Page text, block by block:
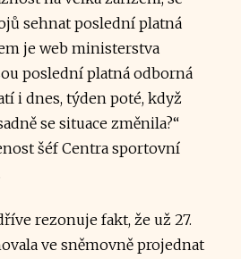
sehnat poslední platná
je web ministerstva
poslední platná odborná
i dnes, týden poté, když
se situace změnila?“
šéf Centra sportovní
rezonuje fakt, že už 27.
ve sněmovně projednat